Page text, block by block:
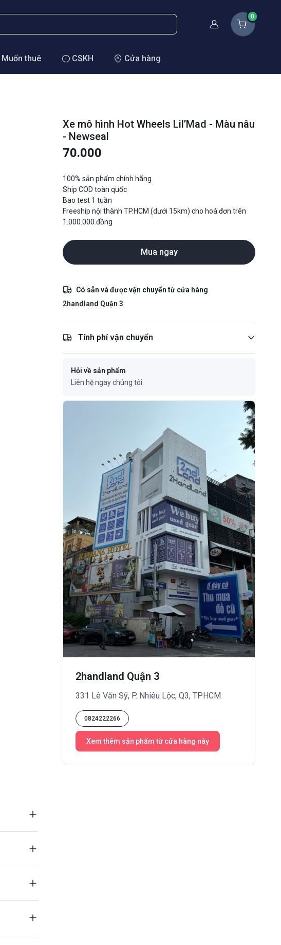
Thành viên
0
Muốn thuê CSKH Cửa hàng
Xe mô hình Hot Wheels Lil’Mad - Màu nâu
- Newseal
70.000
100% sản phẩm chính hãng
Ship COD toàn quốc
Bao test 1 tuần
Freeship nội thành TP.HCM (dưới 15km) cho hoá đơn trên
1.000.000 đồng
Mua ngay
Có sẵn và được vận chuyển từ cửa hàng
2handland Quận 3
Tính phí vận chuyển
Hỏi về sản phẩm
Liên hệ ngay chúng tôi
2handland Quận 3
331 Lê Văn Sỹ, P. Nhiêu Lộc, Q3, TPHCM
0824222266
Xem thêm sản phẩm từ cửa hàng này